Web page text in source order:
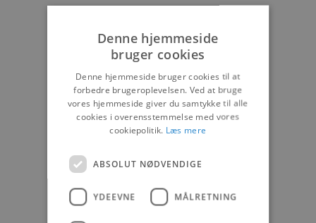
Denne hjemmeside
bruger cookies
Denne hjemmeside bruger cookies til at
forbedre brugeroplevelsen. Ved at bruge
vores hjemmeside giver du samtykke til alle
cookies i overensstemmelse med vores
cookiepolitik. Læs mere
ABSOLUT NØDVENDIGE
YDEEVNE MÅLRETNING